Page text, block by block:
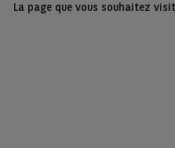
La page que vous souhaitez